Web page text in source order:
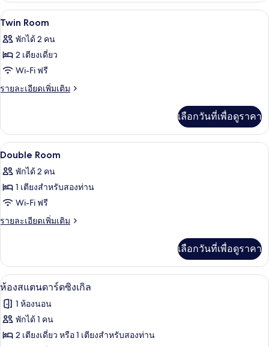
เตียง
กับ
ห้อง
ทวิ
น,
เดี่ยว
2
เตียง
เปิด
ภาพถ่าย
ทั้งหมด
ของ
Twin
พื้นที่ทำงานแบบใช้แล็ปท็อป, ผ้าม่านกั
6
Twin Room
พักได้ 2 คน
2 เตียงเดี่ยว
Wi-Fi ฟรี
รายละเอียดเพิ่มเติม
ราย
เกี่ยว
กับ
Twin
เลือกวันที่เพื่อดูราคา
เปิด
ภาพถ่าย
ทั้งหมด
ของ
Double
พื้นที่ทำงานแบบใช้แล็ปท็อป, ผ้าม่านกั
4
Double Room
พักได้ 2 คน
1 เตียงสำหรับสองท่าน
Wi-Fi ฟรี
รายละเอียดเพิ่มเติม
ราย
เกี่ยว
กับ
Double
เลือกวันที่เพื่อดูราคา
เปิด
ภาพถ่าย
ทั้งหมด
ของ
พื้นที่ทำงานแบบใช้แล็ปท็อป, ผ้าม่านกั
4
ห้องสแตนดาร์ดซิงเกิล
1 ห้องนอน
พักได้ 1 คน
2 เตียงเดี่ยว หรือ 1 เตียงสำหรับสองท่าน